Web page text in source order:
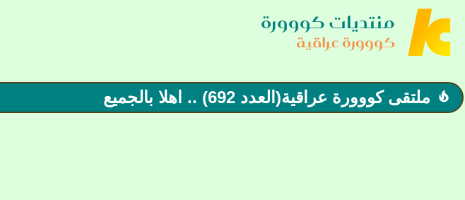
منتديات كووورة
كووورة عراقية
 ملتقى كووورة عراقية(العدد 692) .. اهلا بالجميع